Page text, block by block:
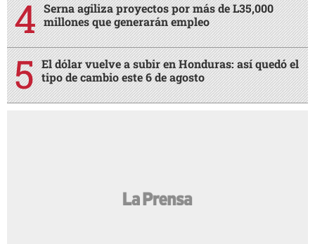
Serna agiliza proyectos por más de L35,000
millones que generarán empleo
El dólar vuelve a subir en Honduras: así quedó el
tipo de cambio este 6 de agosto